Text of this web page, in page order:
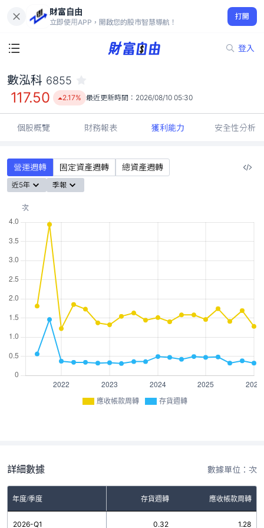
財富自由
立即使用APP，開啟您的股市智慧導航！
打開
登入
117.50
2.17%
數泓科 6855
117.50 2.17% 最近更新時間： 2026/08/10 05:30
個股概覽 財務報表 獲利能力 安全性分析
營運週轉 固定資產週轉 總資產週轉
近5年 季報
應收帳款周轉 存貨週轉
詳細數據 數據單位：次
年度/季度 存貨週轉 應收帳款周轉
2026-Q1 0.32 1.28